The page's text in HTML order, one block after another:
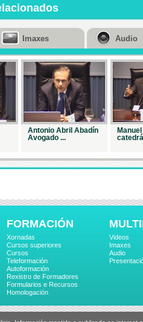
Antonio Abril Abadín
Avogado ...
Imaxes Audio
FORMACIÓN
Xornadas
Cursos superiores
Cursos
Teleformación
Autoformación
Rexistro de Formadores
Formularios e Recursos
Homologación
Videos
Imaxes
Audio